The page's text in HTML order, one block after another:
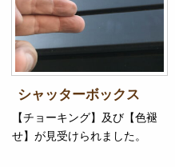
シャッターボックス
【チョーキング】及び【色褪
せ】が見受けられました。